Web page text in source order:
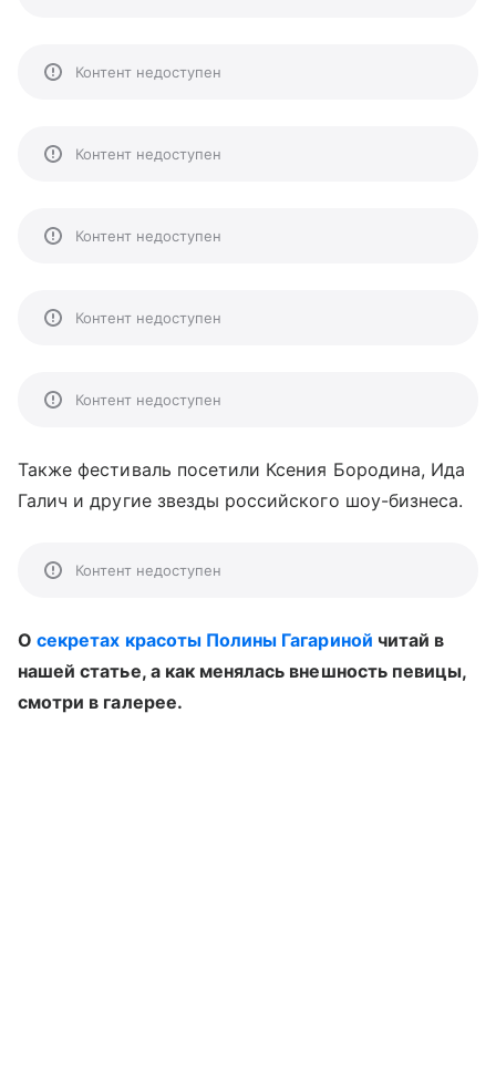
Контент недоступен
Контент недоступен
Контент недоступен
Контент недоступен
Контент недоступен
Также фестиваль посетили Ксения Бородина, Ида
Галич и другие звезды российского шоу-бизнеса.
Контент недоступен
О секретах красоты Полины Гагариной читай в
нашей статье, а как менялась внешность певицы,
смотри в галерее.